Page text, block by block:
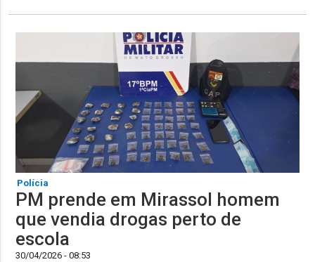
Polícia
PM prende em Mirassol homem
que vendia drogas perto de
escola
30/04/2026 - 08:53